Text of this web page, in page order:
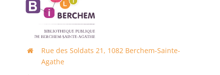
Rue des Soldats 21, 1082 Berchem-Sainte-
Agathe